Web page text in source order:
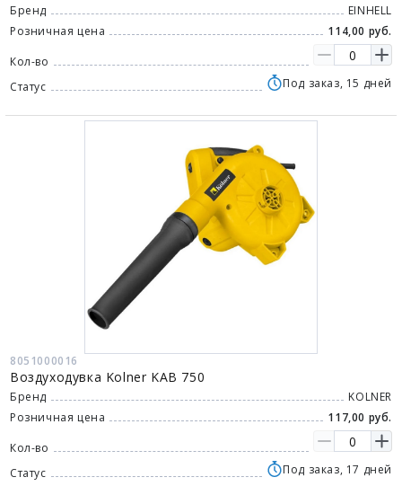
Бренд
EINHELL
Розничная цена
114,00 руб.
Кол-во
Статус
Под заказ, 15 дней
8051000016
Воздуходувка Kolner KAB 750
Бренд
KOLNER
Розничная цена
117,00 руб.
Кол-во
Статус
Под заказ, 17 дней